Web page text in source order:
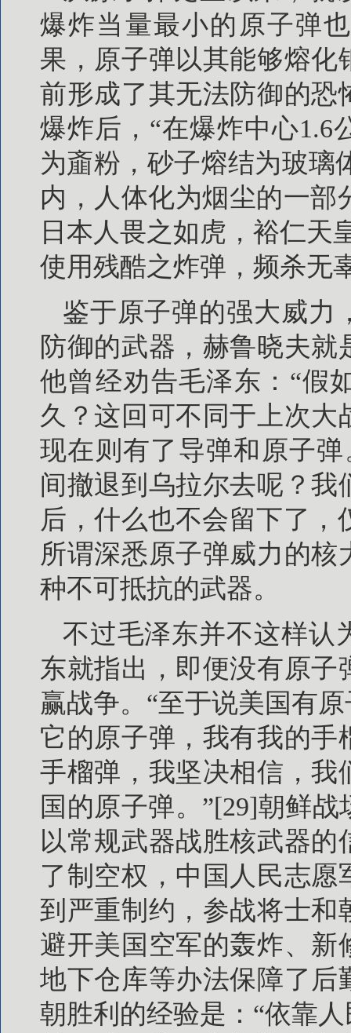
爆炸当量最小的原子弹
果，原子弹以其能够熔
前形成了其无法防御的恐
爆炸后，“在爆炸中心1.6
为齑粉，砂子熔结为玻璃
内，人体化为烟尘的一部
日本人畏之如虎，裕仁天
使用残酷之炸弹，频杀无
鉴于原子弹的强大威力
防御的武器，赫鲁晓夫
他曾经劝告毛泽东：“假
久？这回可不同于上次
现在则有了导弹和原子
间撤退到乌拉尔去呢？
后，什么也不会留下了，
所谓深悉原子弹威力的
种不可抵抗的武器。
不过毛泽东并不这样认
东就指出，即便没有原
赢战争。“至于说美国有
它的原子弹，我有我的
手榴弹，我坚决相信，我
国的原子弹。”[29]朝鲜
以常规武器战胜核武器
了制空权，中国人民志
到严重制约，参战将士
避开美国空军的轰炸、
地下仓库等办法保障了后
朝胜利的经验是：“依靠